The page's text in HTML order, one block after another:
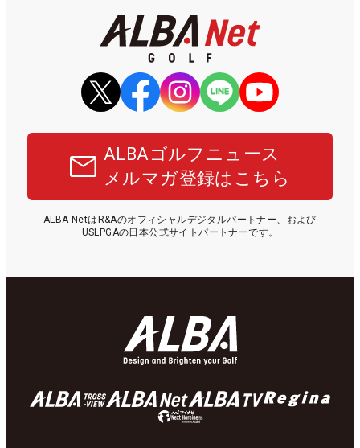
ALBAゴルフニュース
メルマガ登録はこちら
ALBA NetはR&Aのオフィシャルデジタルパートナー、および
USLPGAの日本公式サイトパートナーです。